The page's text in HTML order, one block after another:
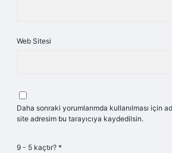
Web Sitesi
Daha sonraki yorumlarımda kullanılması için
site adresim bu tarayıcıya kaydedilsin.
9 - 5 kaçtır? *